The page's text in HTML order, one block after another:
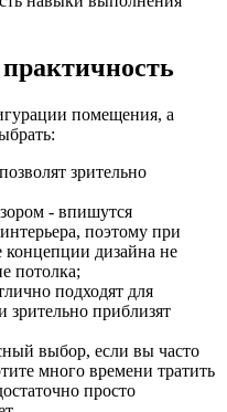
помещения, а
зрительно
- впишутся
поэтому при
дизайна не
потолка;
подходят для
приблизят
выбор, если вы часто
много времени тратить
просто